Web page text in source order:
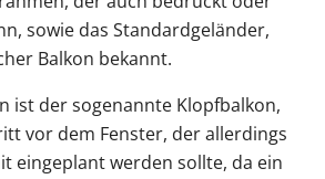
sowie das Standardgeländer,
Balkon bekannt.
ist der sogenannte Klopfbalkon,
vor dem Fenster, der allerdings
eingeplant werden sollte, da ein